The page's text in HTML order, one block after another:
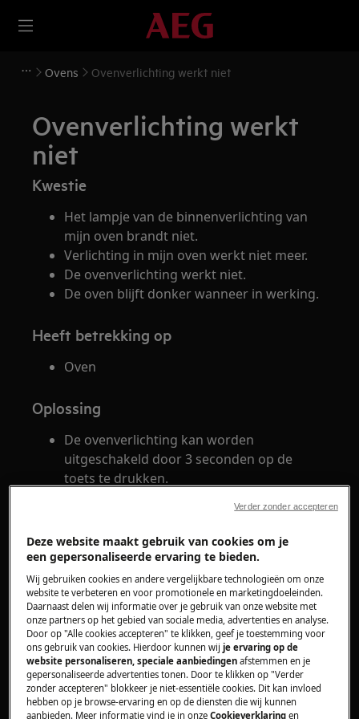
Ovens Ovenverlichting werkt niet
Ovenverlichting werkt
niet
Kwestie
Het lampje van de binnenverlichting van
mijn oven brandt niet.
Verlichting in mijn oven werkt niet meer.
De ovenverlichting werkt niet.
De oven blijft donker wanneer in werking.
Heeft betrekking op
Oven
Oplossing
De ovenverlichting kan worden
uitgeschakeld door 3 seconden op de
toets te drukken.
seconden om de verlichting weer in te
schakelen.
Tijdens bepaalde ovenfuncties zal het
ovenlampje niet branden:
Multi Hetelucht (vochtig)
Deze website maakt gebruik van cookies om je
een gepersonaliseerde ervaring te bieden.
Wij gebruiken cookies en andere vergelijkbare technologieën om onze
website te verbeteren en voor promotionele en marketingdoeleinden.
Daarnaast delen wij informatie over je gebruik van onze website met
onze partners op het gebied van sociale media, advertenties en analyse.
Door op "Alle cookies accepteren" te klikken, geef je toestemming voor
ons gebruik van cookies. Hierdoor kunnen wijje ervaring op de
website personaliseren, speciale aanbiedingen afstemmen en je
gepersonaliseerde advertenties tonen. Door te klikken op "Verder
zonder accepteren" blokkeer je niet-essentiële cookies. Dit kan invloed
hebben op je browse-ervaring en op de diensten die wij kunnen
aanbieden. Meer informatie vind je in onzeCookieverklaring en
Verder zonder accepteren